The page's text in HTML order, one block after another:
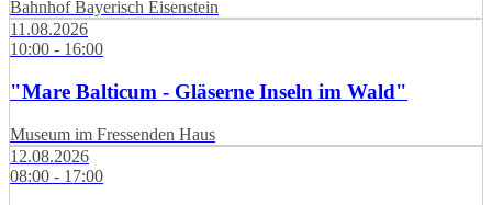
Bahnhof Bayerisch Eisenstein
11.08.2026
10:00 - 16:00
"Mare Balticum - Gläserne Inseln im Wald"
Museum im Fressenden Haus
12.08.2026
08:00 - 17:00